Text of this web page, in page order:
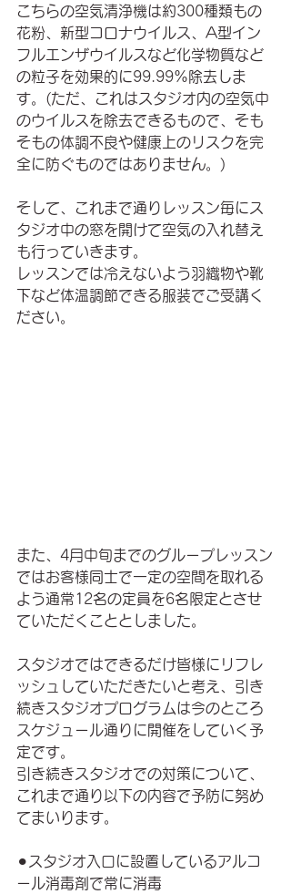
こちらの空気清浄機は約300種類もの
花粉、新型コロナウイルス、A型イン
フルエンザウイルスなど化学物質など
の粒子を効果的に99.99%除去しま
す。(ただ、これはスタジオ内の空気中
のウイルスを除去できるもので、そも
そもの体調不良や健康上のリスクを完
全に防ぐものではありません。)
そして、これまで通りレッスン毎にス
タジオ中の窓を開けて空気の入れ替え
も行っていきます。
レッスンでは冷えないよう羽織物や靴
下など体温調節できる服装でご受講く
ださい。
また、4月中旬までのグループレッスン
ではお客様同士で一定の空間を取れる
よう通常12名の定員を6名限定とさせ
ていただくこととしました。
スタジオではできるだけ皆様にリフレ
ッシュしていただきたいと考え、引き
続きスタジオプログラムは今のところ
スケジュール通りに開催をしていく予
定です。
引き続きスタジオでの対策について、
これまで通り以下の内容で予防に努め
てまいります。
⚫︎スタジオ入口に設置しているアルコ
ール消毒剤で常に消毒